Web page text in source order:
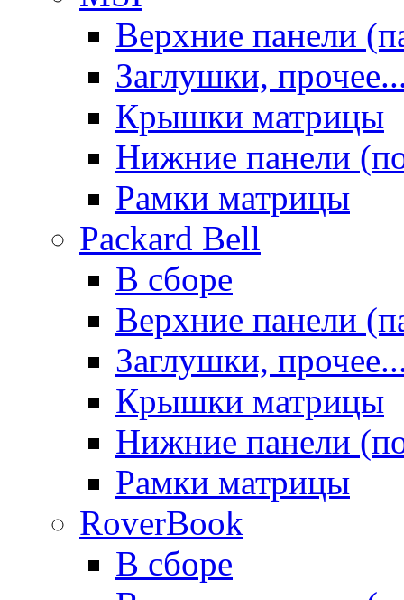
Верхние панели
Заглушки,
Крышки матрицы
Нижние панели
Рамки матрицы
Packard Bell
В сборе
Верхние панели
Заглушки,
Крышки матрицы
Нижние панели
Рамки матрицы
RoverBook
В сборе